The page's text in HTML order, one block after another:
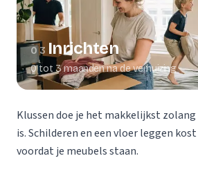
03 Inrichten
0 tot 3 maanden na de verhuizing
Klussen doe je het makkelijkst
is. Schilderen en een vloer leggen
voordat je meubels staan.